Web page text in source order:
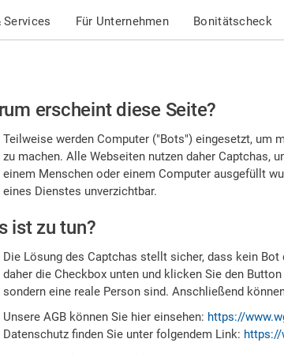
Services Für Unternehmen Bonitätscheck
erscheint diese Seite?
Teilweise werden Computer ("Bots") eingesetzt, um
zu machen. Alle Webseiten nutzen daher Captchas,
einem Menschen oder einem Computer ausgefüllt
eines Dienstes unverzichtbar.
ist zu tun?
Die Lösung des Captchas stellt sicher, dass kein
daher die Checkbox unten und klicken Sie den
sondern eine reale Person sind. Anschließend
Unsere AGB können Sie hier einsehen: https://
Datenschutz finden Sie unter folgendem Link: https://